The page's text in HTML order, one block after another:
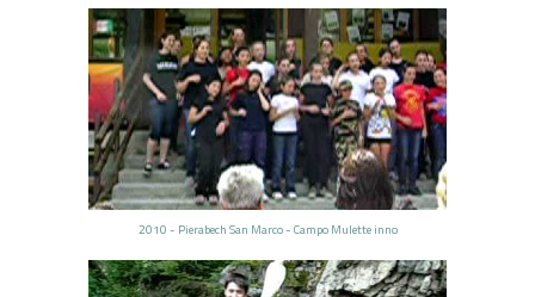
2010 - Pierabech San Marco - Campo Mulette inno